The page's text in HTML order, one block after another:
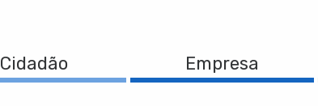
Cidadão Empresa